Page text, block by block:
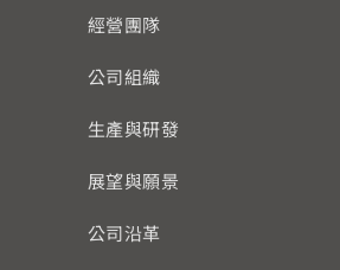
經營團隊
公司組織
生產與研發
展望與願景
公司沿革